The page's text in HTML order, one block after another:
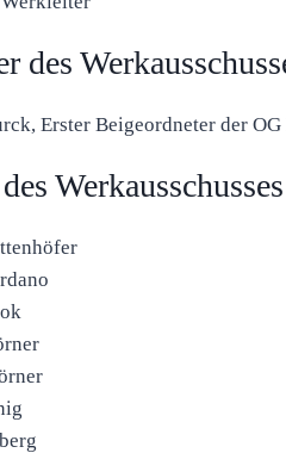
des
Erster Beigeordneter der
Werkausschusses